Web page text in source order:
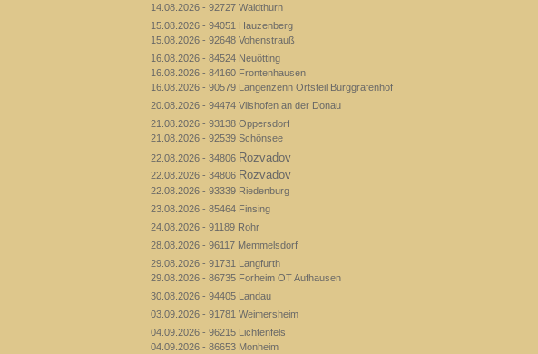
14.08.2026 - 92727 Waldthurn
15.08.2026 - 94051 Hauzenberg
15.08.2026 - 92648 Vohenstrauß
16.08.2026 - 84524 Neuötting
16.08.2026 - 84160 Frontenhausen
16.08.2026 - 90579 Langenzenn Ortsteil Burggrafenhof
20.08.2026 - 94474 Vilshofen an der Donau
21.08.2026 - 93138 Oppersdorf
21.08.2026 - 92539 Schönsee
22.08.2026 - 34806 Rozvadov
22.08.2026 - 34806 Rozvadov
22.08.2026 - 93339 Riedenburg
23.08.2026 - 85464 Finsing
24.08.2026 - 91189 Rohr
28.08.2026 - 96117 Memmelsdorf
29.08.2026 - 91731 Langfurth
29.08.2026 - 86735 Forheim OT Aufhausen
30.08.2026 - 94405 Landau
03.09.2026 - 91781 Weimersheim
04.09.2026 - 96215 Lichtenfels
04.09.2026 - 86653 Monheim